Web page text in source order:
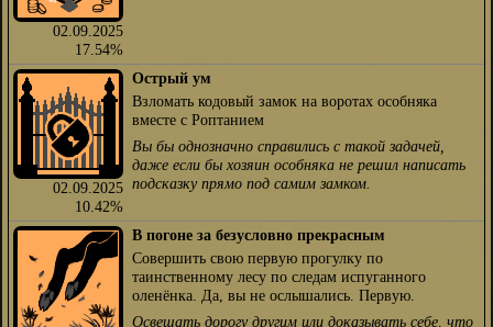
02.09.2025
17.54%
02.09.2025
10.42%
Острый ум
Взломать кодовый замок на воротах особняка
вместе с Роптанием
Вы бы однозначно справились с такой задачей,
даже если бы хозяин особняка не решил написать
подсказку прямо под самим замком.
В погоне за безусловно прекрасным
Совершить свою первую прогулку по
таинственному лесу по следам испуганного
оленёнка. Да, вы не ослышались. Первую.
Освещать дорогу другим или доказывать себе, что